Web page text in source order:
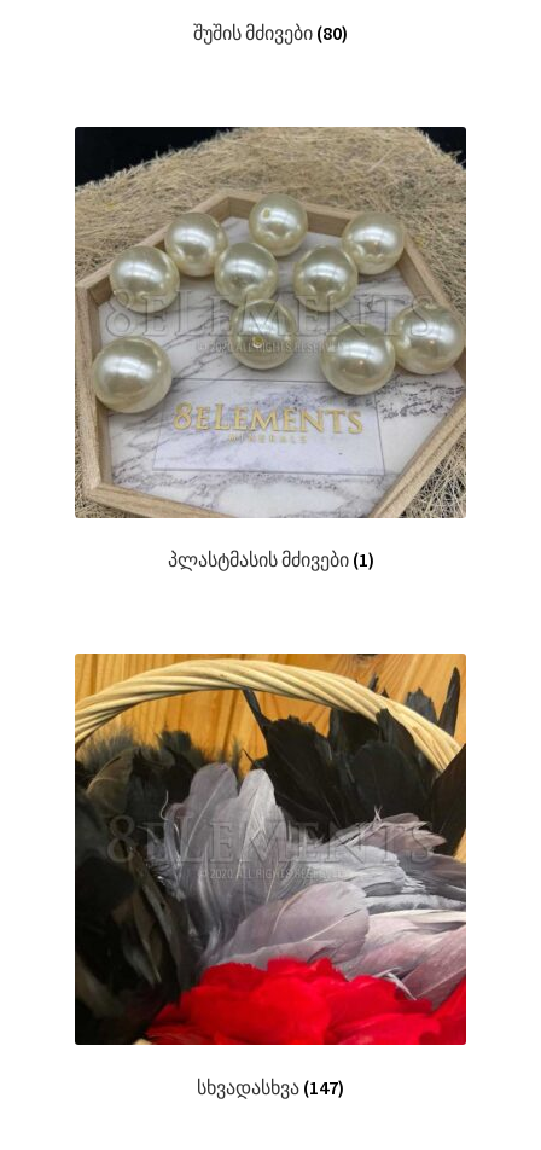
შუშის მძივები (80)
პლასტმასის მძივები (1)
სხვადასხვა (147)